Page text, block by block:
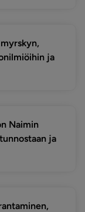
ja
Naimin
ja